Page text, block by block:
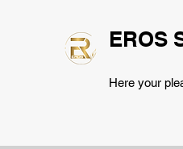
EROS
Here your